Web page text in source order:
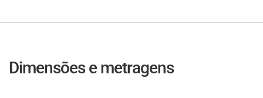
Dimensões e metragens